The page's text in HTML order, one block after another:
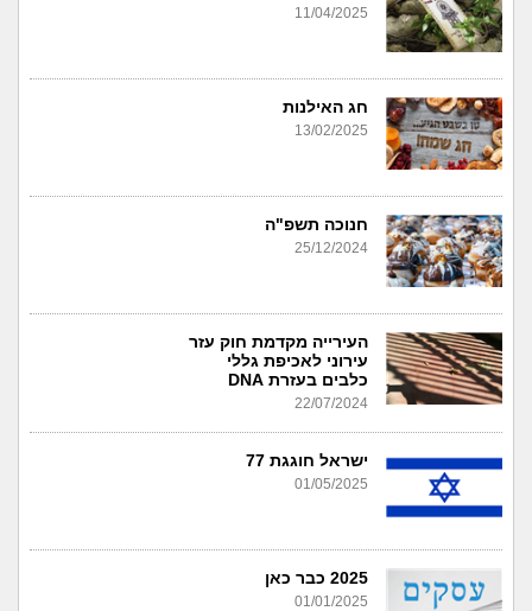
11/04/2025
חג האילנות
13/02/2025
חנוכה תשפ"ה
25/12/2024
העירייה מקדמת חוק עזר
עירוני לאכיפת גללי
כלבים בעזרת DNA
22/07/2024
ישראל חוגגת 77
01/05/2025
2025 כבר כאן
01/01/2025